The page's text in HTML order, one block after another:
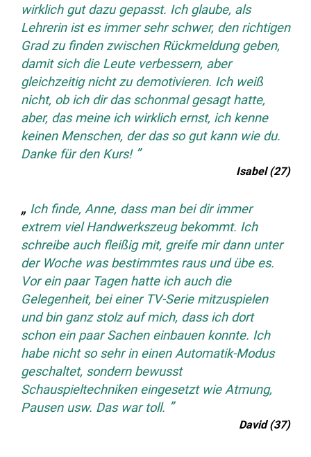
wirklich gut dazu gepasst. Ich glaube, als
Lehrerin ist es immer sehr schwer, den richtigen
Grad zu finden zwischen Rückmeldung geben,
damit sich die Leute verbessern, aber
gleichzeitig nicht zu demotivieren. Ich weiß
nicht, ob ich dir das schonmal gesagt hatte,
aber, das meine ich wirklich ernst, ich kenne
keinen Menschen, der das so gut kann wie du.
Danke für den Kurs!
Isabel (27)
Ich finde, Anne, dass man bei dir immer
extrem viel Handwerkszeug bekommt. Ich
schreibe auch fleißig mit, greife mir dann unter
der Woche was bestimmtes raus und übe es.
Vor ein paar Tagen hatte ich auch die
Gelegenheit, bei einer TV-Serie mitzuspielen
und bin ganz stolz auf mich, dass ich dort
schon ein paar Sachen einbauen konnte. Ich
habe nicht so sehr in einen Automatik-Modus
geschaltet, sondern bewusst
Schauspieltechniken eingesetzt wie Atmung,
Pausen usw. Das war toll.
David (37)